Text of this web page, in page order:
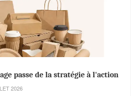
passe de la stratégie à l'action
2026